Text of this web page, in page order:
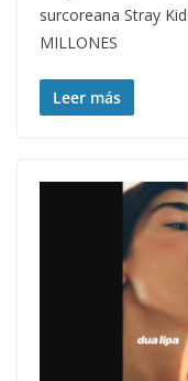
surcoreana Stray
MILLONES
Leer más